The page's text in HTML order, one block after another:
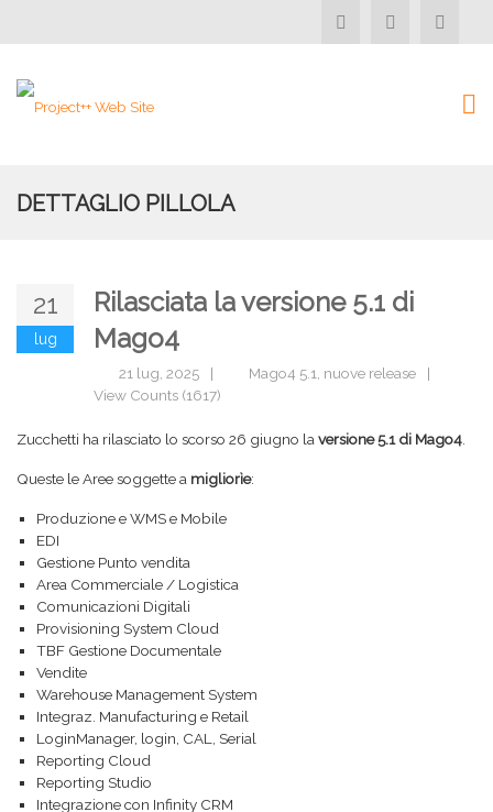
DETTAGLIO PILLOLA
21
lug
Rilasciata la versione 5.1 di
Mago4
21 lug, 2025 | Mago4 5.1 nuove release
|
View Counts (1617)
Zucchetti ha rilasciato lo scorso 26 giugno la versione 5.1 di Mago4
Queste le Aree soggette a migliorìe:
Produzione e WMS e Mobile
EDI
Gestione Punto vendita
Area Commerciale / Logistica
Comunicazioni Digitali
Provisioning System Cloud
TBF Gestione Documentale
Vendite
Warehouse Management System
Integraz. Manufacturing e Retail
LoginManager, login, CAL, Serial
Reporting Cloud
Reporting Studio
Integrazione con Infinity CRM